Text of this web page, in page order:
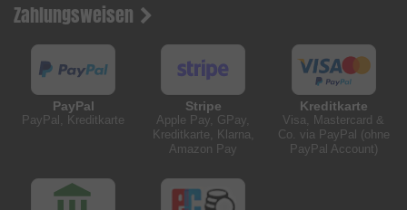
Zahlungsweisen
PayPal
PayPal, Kreditkarte
Stripe
Apple Pay, GPay,
Kreditkarte, Klarna,
Amazon Pay
Kreditkarte
Visa, Mastercard &
Co. via PayPal (ohne
PayPal Account)